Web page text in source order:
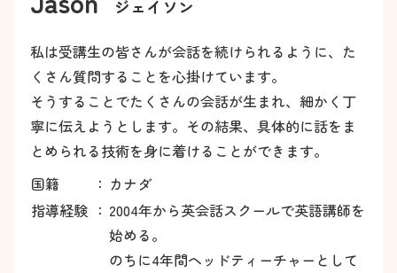
ジェイソン
私は受講生の皆さんが会話を続けられるように、た
くさん質問することを心掛けています。
そうすることでたくさんの会話が生まれ、細かく丁
寧に伝えようとします。その結果、具体的に話をま
とめられる技術を身に着けることができます。
国籍
： カナダ
指導経験 ： 2004年から英会話スクールで英語講師を
始める。
のちに4年間ヘッドティーチャーとして